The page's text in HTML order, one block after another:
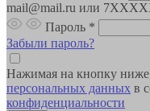
mail@mail.ru или
Пароль *
Забыли пароль?
Нажимая на кнопку
персональных данных в
конфиденциальности